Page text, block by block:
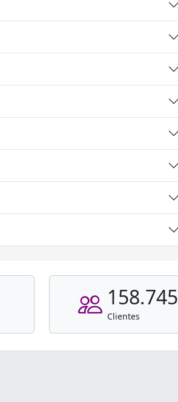
158.745
Clientes